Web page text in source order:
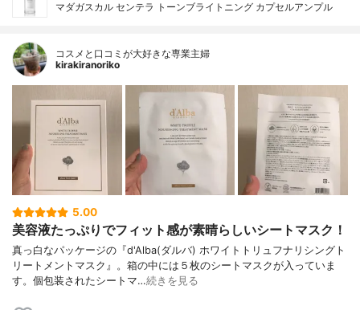
マダガスカル センテラ トーンブライトニング カプセルアンプル
コスメと口コミが大好きな専業主婦
kirakiranoriko
5.00
美容液たっぷりでフィット感が素晴らしいシートマスク！
真っ白なパッケージの『d'Alba(ダルバ) ホワイトトリュフナリシングト
リートメントマスク』。箱の中には５枚のシートマスクが入っていま
す。個包装されたシートマ…続きを見る